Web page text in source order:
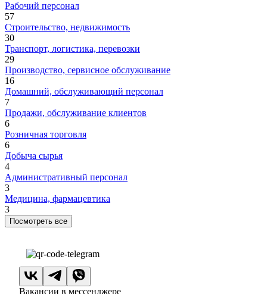
Рабочий персонал
57
Строительство, недвижимость
30
Транспорт, логистика, перевозки
29
Производство, сервисное обслуживание
16
Домашний, обслуживающий персонал
7
Продажи, обслуживание клиентов
6
Розничная торговля
6
Добыча сырья
4
Административный персонал
3
Медицина, фармацевтика
3
Посмотреть все
Вакансии в мессенджере